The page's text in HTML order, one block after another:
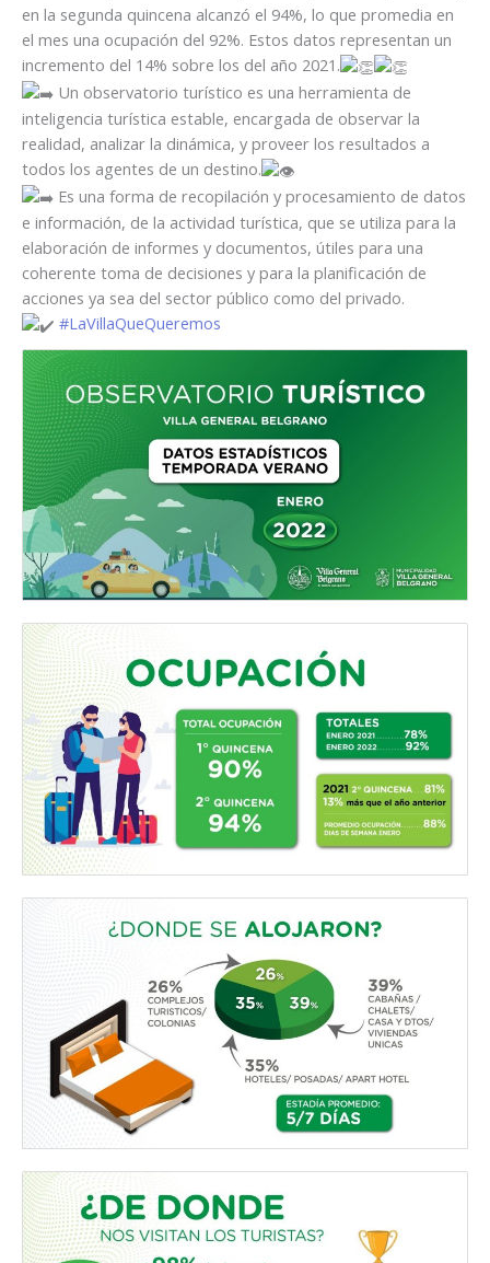
en la segunda quincena alcanzó el 94%, lo que promedia en
el mes una ocupación del 92%. Estos datos representan un
incremento del 14% sobre los del año 2021.
Un observatorio turístico es una herramienta de
inteligencia turística estable, encargada de observar la
realidad, analizar la dinámica, y proveer los resultados a
todos los agentes de un destino.
Es una forma de recopilación y procesamiento de datos
e información, de la actividad turística, que se utiliza para la
elaboración de informes y documentos, útiles para una
coherente toma de decisiones y para la planificación de
acciones ya sea del sector público como del privado.
#LaVillaQueQueremos